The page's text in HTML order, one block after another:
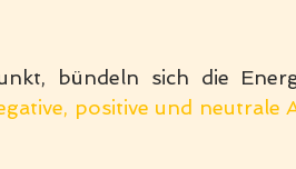
positive und neutrale